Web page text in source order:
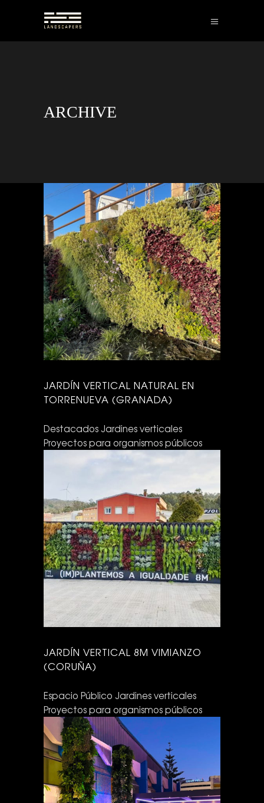
ARCHIVE
JARDÍN VERTICAL NATURAL EN
TORRENUEVA (GRANADA)
Destacados Jardines verticales
Proyectos para organismos públicos
JARDÍN VERTICAL 8M VIMIANZO
(CORUÑA)
Espacio Público Jardines verticales
Proyectos para organismos públicos